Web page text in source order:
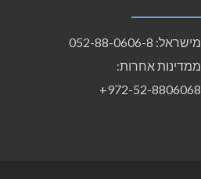
מישראל: 052-88-0606-8
ממדינות אחרות:
972-52-8806068+